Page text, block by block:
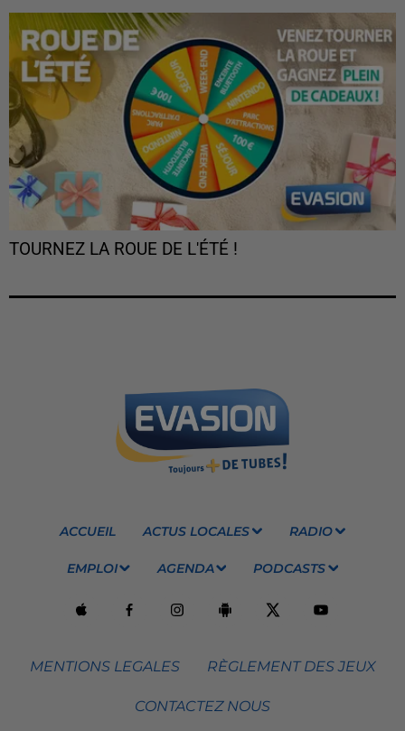
TOURNEZ LA ROUE DE L'ÉTÉ !
ACCUEIL ACTUS LOCALES RADIO
EMPLOI AGENDA PODCASTS
MENTIONS LEGALES RÈGLEMENT DES JEUX
CONTACTEZ NOUS